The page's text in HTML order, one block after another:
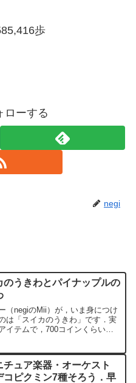
歩
ローする
negi
のうきわとパイナップルの
（negiのMii）が，いま身につけ
は「スイカのうきわ」です．実
イテムで，700コインくらいだ
ぴったりの季節です．スイカ柄
は現実...
チュア楽器・オーケスト
コピクミン7種そろう．早